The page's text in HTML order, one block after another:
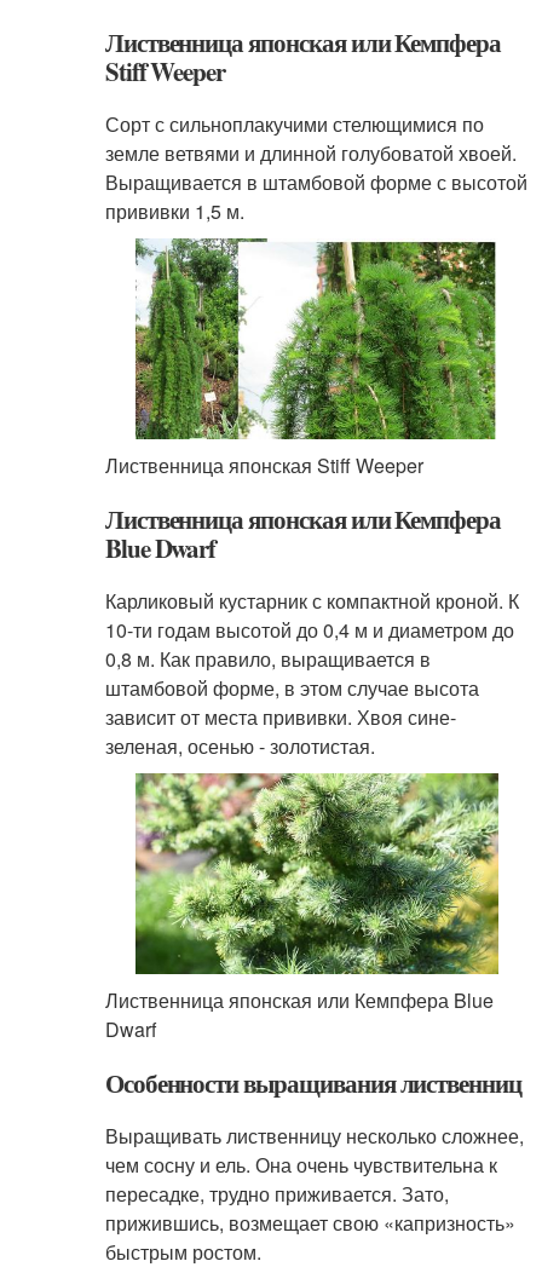
Лиственница японская или Кемпфера
Stiff Weeper
Сорт с сильноплакучими стелющимися по
земле ветвями и длинной голубоватой хвоей.
Выращивается в штамбовой форме с высотой
прививки 1,5 м.
Лиственница японская Stiff Weeper
Лиственница японская или Кемпфера
Blue Dwarf
Карликовый кустарник с компактной кроной. К
10-ти годам высотой до 0,4 м и диаметром до
0,8 м. Как правило, выращивается в
штамбовой форме, в этом случае высота
зависит от места прививки. Хвоя сине-
зеленая, осенью - золотистая.
Лиственница японская или Кемпфера Blue
Dwarf
Особенности выращивания лиственниц
Выращивать лиственницу несколько сложнее,
чем сосну и ель. Она очень чувствительна к
пересадке, трудно приживается. Зато,
прижившись, возмещает свою «капризность»
быстрым ростом.